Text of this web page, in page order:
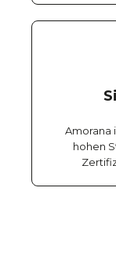
Amorana
hohen